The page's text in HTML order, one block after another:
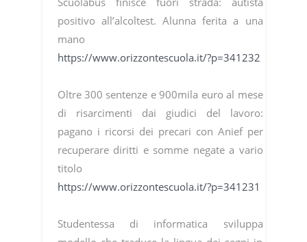
positivo all’alcoltest. Alunna ferita a una
mano
https://www.orizzontescuola.it/?p=341232
Oltre 300 sentenze e 900mila euro al mese
di risarcimenti dai giudici del lavoro:
pagano i ricorsi dei precari con Anief per
recuperare diritti e somme negate a vario
titolo
https://www.orizzontescuola.it/?p=341231
Studentessa di informatica sviluppa